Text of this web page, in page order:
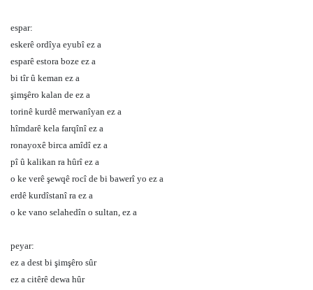
espar:
eskerê ordîya eyubî ez a
esparê estora boze ez a
bi tîr û keman ez a
şimşêro kalan de ez a
torinê kurdê merwanîyan ez a
hîmdarê kela farqînî ez a
ronayoxê birca amîdî ez a
pî û kalikan ra hûrî ez a
o ke verê şewqê rocî de bi bawerî yo ez a
erdê kurdîstanî ra ez a
o ke vano selahedîn o sultan, ez a
peyar:
ez a dest bi şimşêro sûr
ez a citêrê dewa hûr